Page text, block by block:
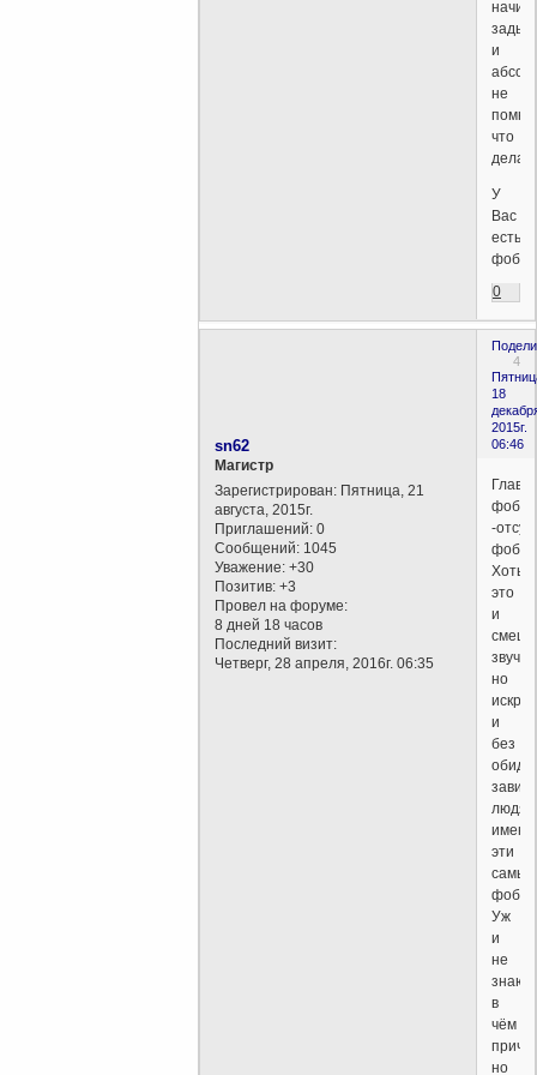
и
не
помню
что
У
Вас
есть
0
4
18
2015г.
06:46
sn62
Магистр
Зарегистрирован: Пятница, 21
августа, 2015г.
Приглашений: 0
Сообщений: 1045
Уважение: +30
Позитив: +3
Провел на форуме:
8 дней 18 часов
Последний визит:
Четверг, 28 апреля, 2016г. 06:35
фобия
-
Хоть
это
и
звучит,
но
и
без
обид,
эти
самые
Уж
и
не
знаю
в
чём
но